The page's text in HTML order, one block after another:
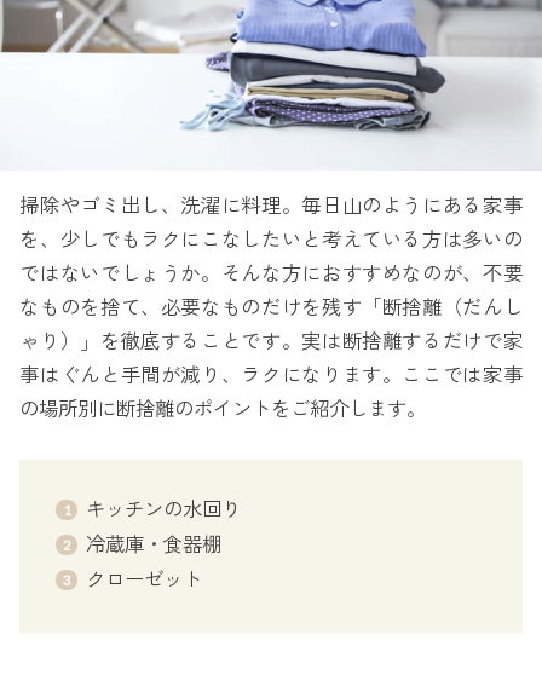
掃除やゴミ出し、洗濯に料理。毎日山のようにある家事
を、少しでもラクにこなしたいと考えている方は多いの
ではないでしょうか。そんな方におすすめなのが、不要
なものを捨て、必要なものだけを残す「断捨離（だんし
ゃり）」を徹底することです。実は断捨離するだけで家
事はぐんと手間が減り、ラクになります。ここでは家事
の場所別に断捨離のポイントをご紹介します。
キッチンの水回り
冷蔵庫・食器棚
クローゼット